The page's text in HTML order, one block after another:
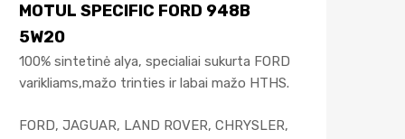
MOTUL SPECIFIC FORD 948B
5W20
100% sintetinė alya, specialiai sukurta FORD
varikliams,mažo trinties ir labai mažo HTHS.
FORD, JAGUAR, LAND ROVER, CHRYSLER,